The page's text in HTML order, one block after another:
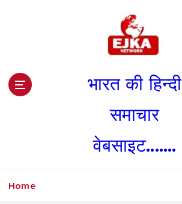
भारत की हिन्दी
समाचार
वेबसाइट.......
Home